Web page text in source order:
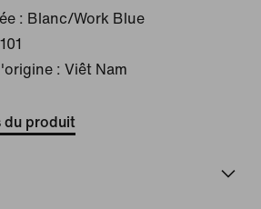
: Blanc/Work Blue
: Viêt Nam
du produit